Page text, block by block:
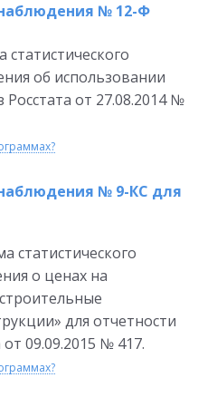
№ 12-Ф
об использовании
от 27.08.2014 №
№ 9-КС для
статистического
о ценах на
для отчетности
09.09.2015 № 417.